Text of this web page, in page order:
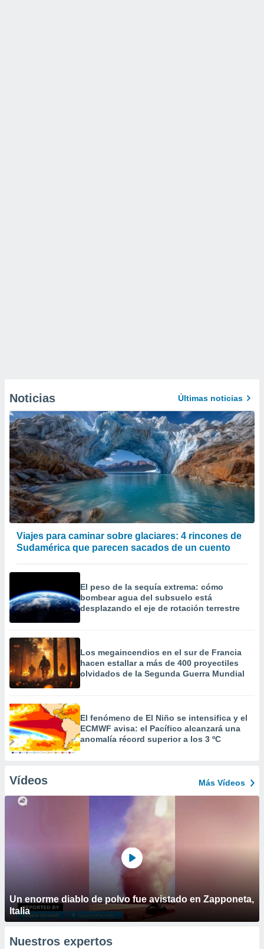
Noticias Últimas noticias
Viajes para caminar sobre glaciares: 4 rincones de
Sudamérica que parecen sacados de un cuento
El peso de la sequía extrema: cómo
bombear agua del subsuelo está
desplazando el eje de rotación terrestre
Los megaincendios en el sur de Francia
hacen estallar a más de 400 proyectiles
olvidados de la Segunda Guerra Mundial
El fenómeno de El Niño se intensifica y el
ECMWF avisa: el Pacífico alcanzará una
anomalía récord superior a los 3 ºC
Vídeos Más Vídeos
Un enorme diablo de polvo fue avistado en Zapponeta,
Italia
Nuestros expertos